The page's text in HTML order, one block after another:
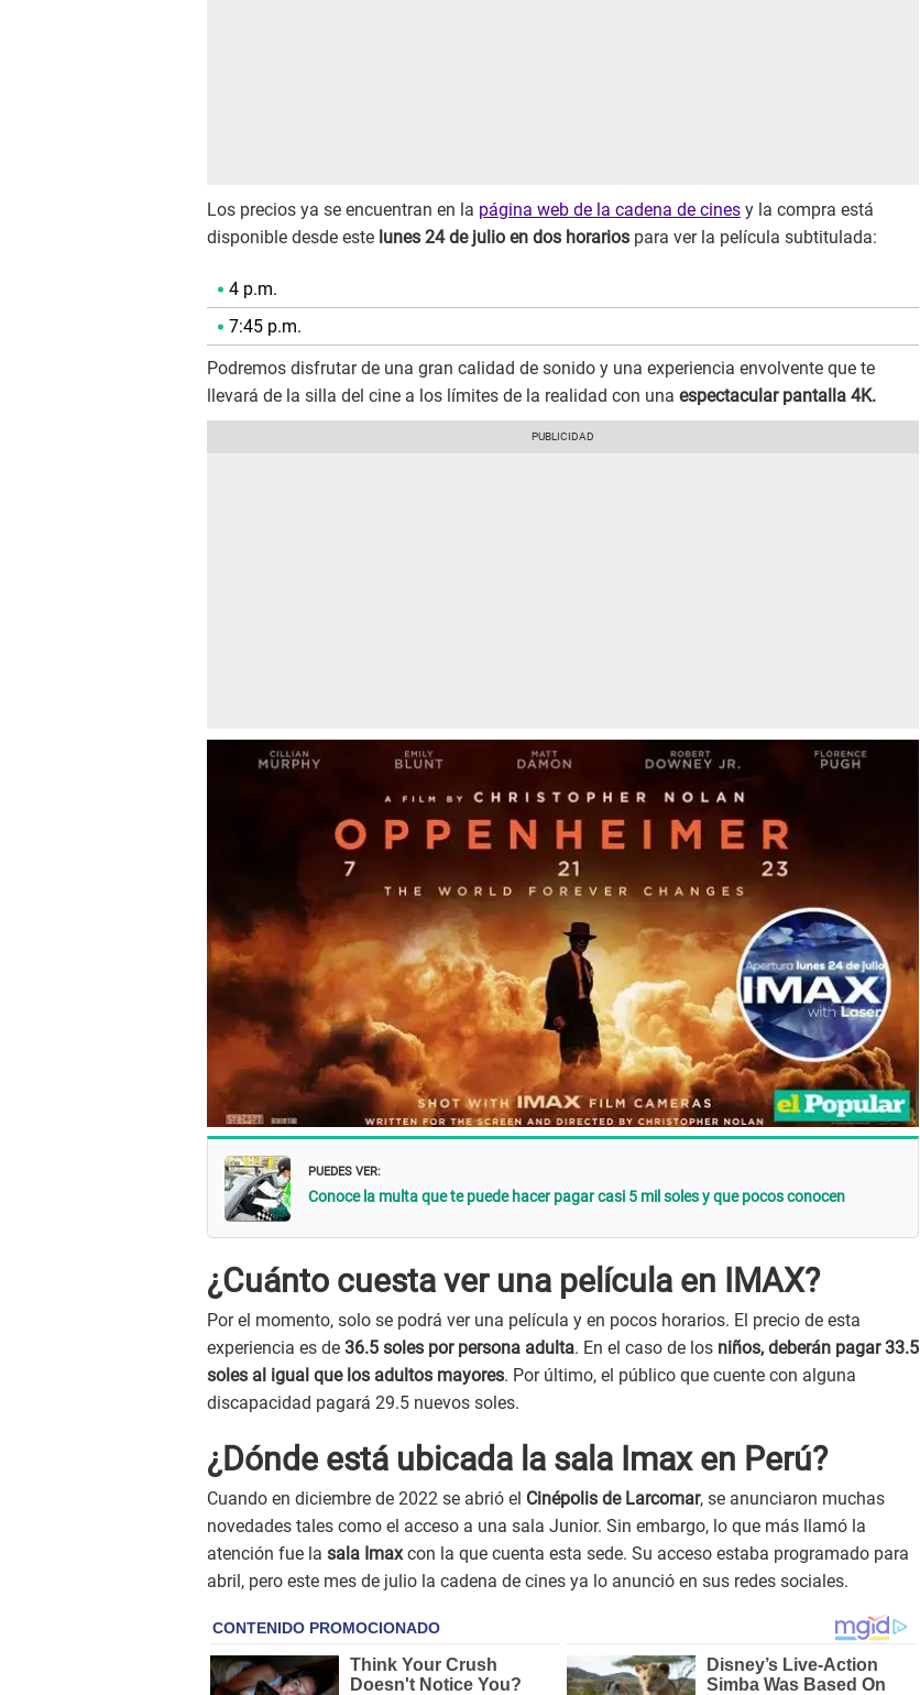
Los precios ya se encuentran en la página web de la cadena de cines y la compra está
disponible desde este lunes 24 de julio en dos horarios para ver la película subtitulada:
4 p.m.
7:45 p.m.
Podremos disfrutar de una gran calidad de sonido y una experiencia envolvente que te
llevará de la silla del cine a los límites de la realidad con una espectacular pantalla 4K.
PUEDES VER:
Conoce la multa que te puede hacer pagar casi 5 mil soles y que pocos conocen
¿Cuánto cuesta ver una película en IMAX?
Por el momento, solo se podrá ver una película y en pocos horarios. El precio de esta
experiencia es de 36.5 soles por persona adulta. En el caso de los niños, deberán pagar 33.5
soles al igual que los adultos mayores. Por último, el público que cuente con alguna
discapacidad pagará 29.5 nuevos soles.
¿Dónde está ubicada la sala Imax en Perú?
Cuando en diciembre de 2022 se abrió el Cinépolis de Larcomar, se anunciaron muchas
novedades tales como el acceso a una sala Junior. Sin embargo, lo que más llamó la
atención fue la sala Imaxcon la que cuenta esta sede. Su acceso estaba programado para
abril, pero este mes de julio la cadena de cines ya lo anunció en sus redes sociales.